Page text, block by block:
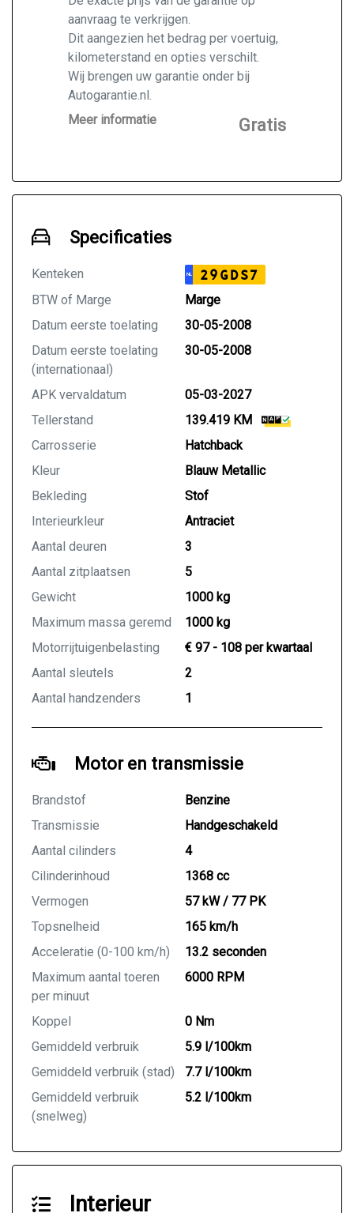
aanvraag te verkrijgen.
Dit aangezien het bedrag per voertuig,
kilometerstand en opties verschilt.
Wij brengen uw garantie onder bij
Autogarantie.nl.
Vraag ons naar de mogelijkheden voor
Meer informatie Gratis
Specificaties
Kenteken NL 29GDS7
BTW of Marge
Marge
Datum eerste toelating
30-05-2008
Datum eerste toelating
(internationaal)
30-05-2008
APK vervaldatum
05-03-2027
Tellerstand
139.419 KM
Carrosserie
Hatchback
Kleur
Blauw Metallic
Bekleding
Stof
Interieurkleur
Antraciet
Aantal deuren
3
Aantal zitplaatsen
5
Gewicht
1000 kg
Maximum massa geremd
1000 kg
Motorrijtuigenbelasting
€ 97 - 108 per kwartaal
Aantal sleutels
2
Aantal handzenders
1
Motor en transmissie
Brandstof
Benzine
Transmissie
Handgeschakeld
Aantal cilinders
4
Cilinderinhoud
1368 cc
Vermogen
57 kW / 77 PK
Topsnelheid
165 km/h
Acceleratie (0-100 km/h)
13.2 seconden
Maximum aantal toeren
per minuut
6000 RPM
Koppel
0 Nm
Gemiddeld verbruik
5.9 l/100km
Gemiddeld verbruik (stad)
7.7 l/100km
Gemiddeld verbruik
(snelweg)
5.2 l/100km
Interieur